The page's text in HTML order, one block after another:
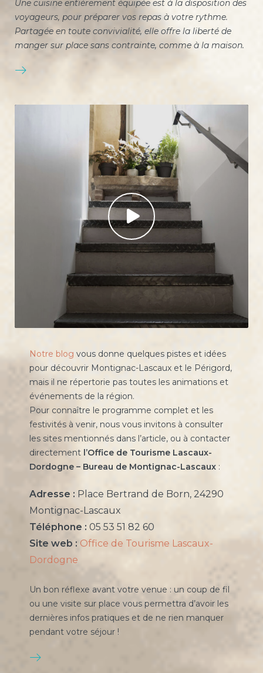
Une cuisine entièrement équipée est à la disposition des
voyageurs, pour préparer vos repas à votre rythme.
Partagée en toute convivialité, elle offre la liberté de
manger sur place sans contrainte, comme à la maison.
Notre blog vous donne quelques pistes et idées
pour découvrir Montignac-Lascaux et le Périgord,
mais il ne répertorie pas toutes les animations et
événements de la région.
Pour connaître le programme complet et les
festivités à venir, nous vous invitons à consulter
les sites mentionnés dans l’article, ou à contacter
directement l’Office de Tourisme Lascaux-
Dordogne – Bureau de Montignac-Lascaux :
Adresse : Place Bertrand de Born, 24290
Montignac-Lascaux
Téléphone : 05 53 51 82 60
Site web : Office de Tourisme Lascaux-
Dordogne
Un bon réflexe avant votre venue : un coup de fil
ou une visite sur place vous permettra d’avoir les
dernières infos pratiques et de ne rien manquer
pendant votre séjour !